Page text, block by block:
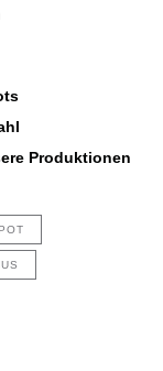
Produktionen